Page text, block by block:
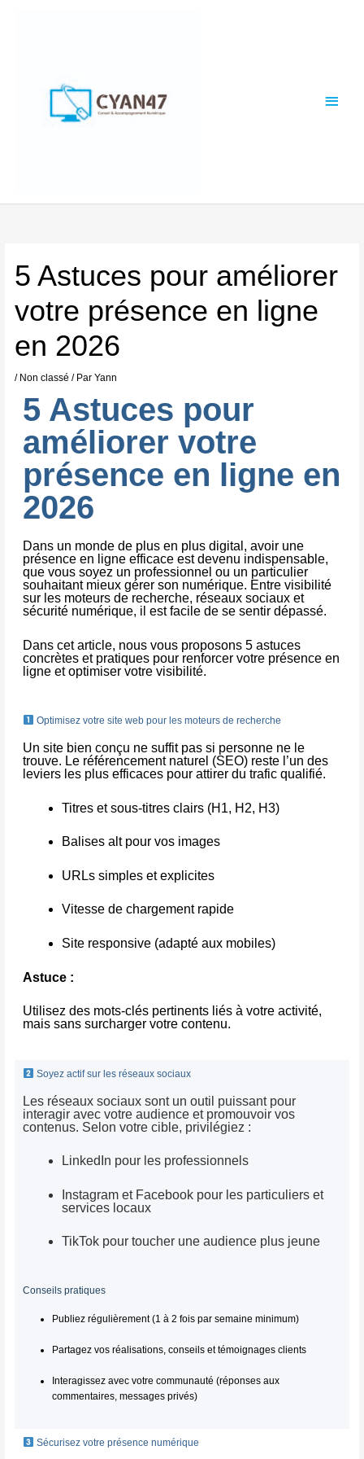
5 Astuces pour améliorer
votre présence en ligne
en 2026
/ Non classé / ParYann
5 Astuces pour
améliorer votre
présence en ligne en
2026
Dans un monde de plus en plus digital, avoir une
présence en ligne efficace est devenu indispensable,
que vous soyez un professionnel ou un particulier
souhaitant mieux gérer son numérique. Entre visibilité
sur les moteurs de recherche, réseaux sociaux et
sécurité numérique, il est facile de se sentir dépassé.
Dans cet article, nous vous proposons 5 astuces
concrètes et pratiques pour renforcer votre présence en
ligne et optimiser votre visibilité.
Optimisez votre site web pour les moteurs de recherche
Un site bien conçu ne suffit pas si personne ne le
trouve. Le référencement naturel (SEO) reste l’un des
leviers les plus efficaces pour attirer du trafic qualifié.
Titres et sous-titres clairs (H1, H2, H3)
Balises alt pour vos images
URLs simples et explicites
Vitesse de chargement rapide
Site responsive (adapté aux mobiles)
Astuce :
Utilisez des mots-clés pertinents liés à votre activité,
mais sans surcharger votre contenu.
Soyez actif sur les réseaux sociaux
Les réseaux sociaux sont un outil puissant pour
interagir avec votre audience et promouvoir vos
contenus. Selon votre cible, privilégiez :
LinkedIn pour les professionnels
Instagram et Facebook pour les particuliers et
services locaux
TikTok pour toucher une audience plus jeune
Conseils pratiques
Publiez régulièrement (1 à 2 fois par semaine minimum)
Partagez vos réalisations, conseils et témoignages clients
Interagissez avec votre communauté (réponses aux
commentaires, messages privés)
Sécurisez votre présence numérique